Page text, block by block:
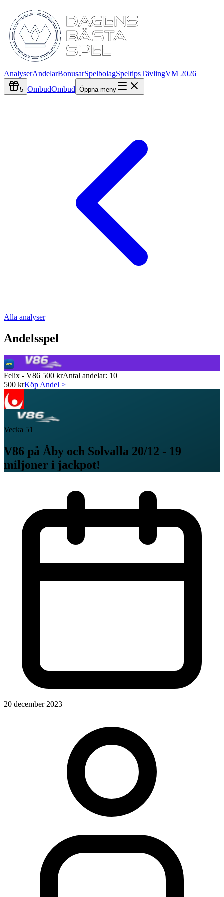
AnalyserAndelarBonusarSpelbolagSpeltipsTävlingVM 2026
5 OmbudOmbud Öppna meny
Alla analyser
Andelsspel
Felix - V86 500 krAntal andelar: 10
500 krKöp Andel >
Vecka 51
V86 på Åby och Solvalla 20/12 - 19
miljoner i jackpot!
20 december 2023